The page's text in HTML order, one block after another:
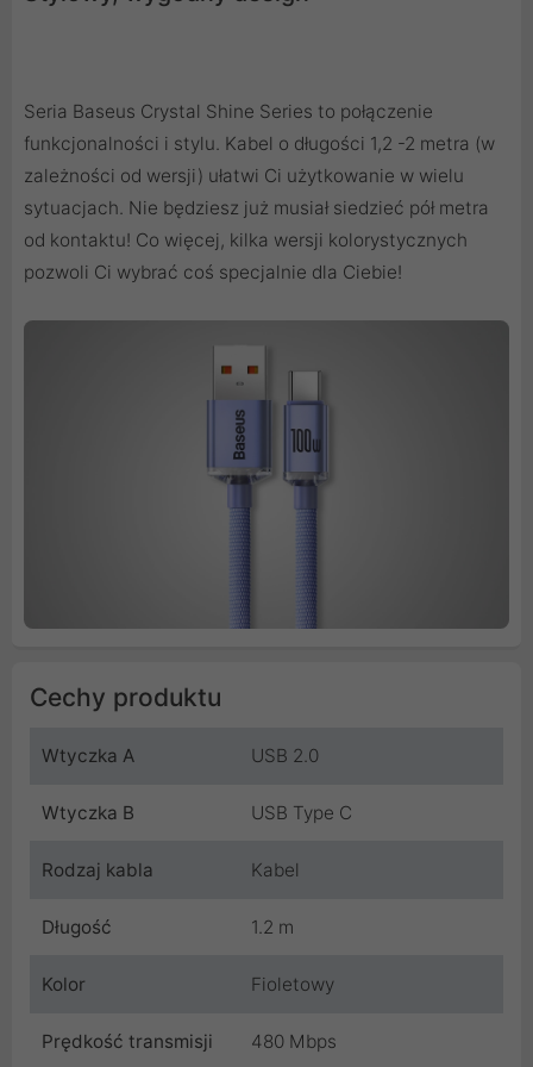
Seria Baseus Crystal Shine Series to połączenie
funkcjonalności i stylu. Kabel o długości 1,2 -2 metra (w
zależności od wersji) ułatwi Ci użytkowanie w wielu
sytuacjach. Nie będziesz już musiał siedzieć pół metra
od kontaktu! Co więcej, kilka wersji kolorystycznych
pozwoli Ci wybrać coś specjalnie dla Ciebie!
Cechy produktu
Wtyczka A USB 2.0
Wtyczka B USB Type C
Rodzaj kabla Kabel
Długość 1.2 m
Kolor Fioletowy
Prędkość transmisji 480 Mbps